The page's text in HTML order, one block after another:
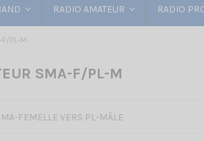
RADIO AMATEUR RADIO
F/PL-M
SMA-F/PL-M
FEMELLE VERS PL-MÂLE